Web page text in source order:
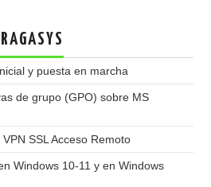
y puesta en marcha
de grupo (GPO) sobre MS
SSL Acceso Remoto
Windows 10-11 y en Windows